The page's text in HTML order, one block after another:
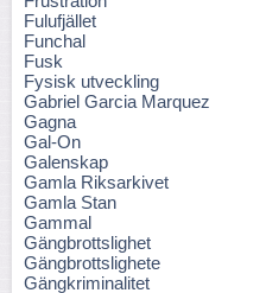
Fulufjället
Funchal
Fusk
Fysisk utveckling
Gabriel Garcia Marquez
Gagna
Gal-On
Galenskap
Gamla Riksarkivet
Gamla Stan
Gammal
Gängbrottslighet
Gängbrottslighete
Gängkriminalitet